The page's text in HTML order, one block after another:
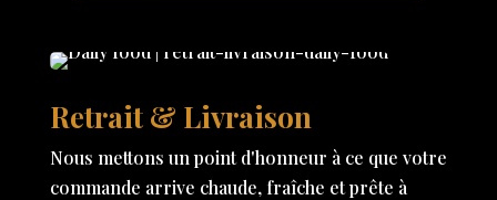
Retrait & Livraison
Nous mettons un point d'honneur à ce que votre
commande arrive chaude, fraîche et prête à